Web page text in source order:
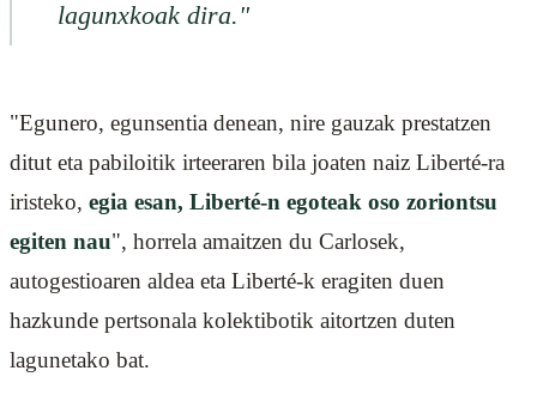
lagunxkoak dira."
"Egunero, egunsentia denean, nire gauzak prestatzen
ditut eta pabiloitik irteeraren bila joaten naiz Liberté-ra
iristeko, egia esan, Liberté-n egoteak oso zoriontsu
egiten nau", horrela amaitzen du Carlosek,
autogestioaren aldea eta Liberté-k eragiten duen
hazkunde pertsonala kolektibotik aitortzen duten
lagunetako bat.